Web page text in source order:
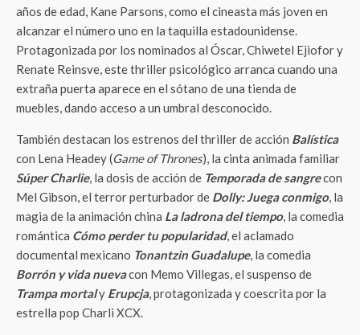
años de edad, Kane Parsons, como el cineasta más joven en
alcanzar el número uno en la taquilla estadounidense.
Protagonizada por los nominados al Óscar, Chiwetel Ejiofor y
Renate Reinsve, este thriller psicológico arranca cuando una
extraña puerta aparece en el sótano de una tienda de
muebles, dando acceso a un umbral desconocido.
También destacan los estrenos del thriller de acción Balística
con Lena Headey (Game of Thrones), la cinta animada familiar
Súper Charlie, la dosis de acción de Temporada de sangrecon
Mel Gibson, el terror perturbador de Dolly: Juega conmigo, la
magia de la animación china La ladrona del tiempo, la comedia
romántica Cómo perder tu popularidad, el aclamado
documental mexicano Tonantzin Guadalupe, la comedia
Borrón y vida nuevacon Memo Villegas, el suspenso de
Trampa mortaly Erupcja, protagonizada y coescrita por la
estrella pop Charli XCX.